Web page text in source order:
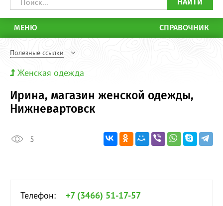
МЕНЮ СПРАВОЧНИК
Полезные ссылки
Женская одежда
Ирина, магазин женской одежды,
Нижневартовск
5
Телефон:
+7 (3466) 51-17-57